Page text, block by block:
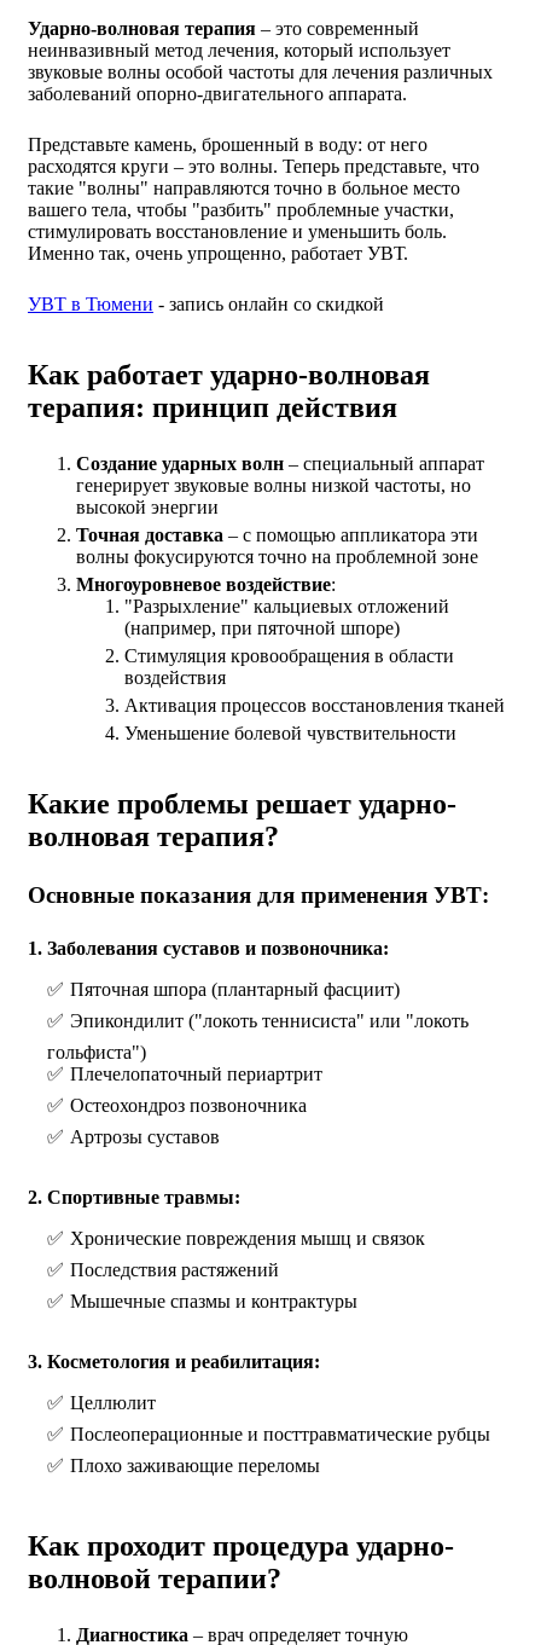
Ударно-волновая терапия – это современный
неинвазивный метод лечения, который использует
звуковые волны особой частоты для лечения различных
заболеваний опорно-двигательного аппарата.
Представьте камень, брошенный в воду: от него
расходятся круги – это волны. Теперь представьте, что
такие "волны" направляются точно в больное место
вашего тела, чтобы "разбить" проблемные участки,
стимулировать восстановление и уменьшить боль.
Именно так, очень упрощенно, работает УВТ.
УВТ в Тюмени - запись онлайн со скидкой
Как работает ударно-волновая
терапия: принцип действия
Создание ударных волн – специальный аппарат
генерирует звуковые волны низкой частоты, но
высокой энергии
Точная доставка – с помощью аппликатора эти
волны фокусируются точно на проблемной зоне
Многоуровневое воздействие:
"Разрыхление" кальциевых отложений
(например, при пяточной шпоре)
Стимуляция кровообращения в области
воздействия
Активация процессов восстановления тканей
Уменьшение болевой чувствительности
Какие проблемы решает ударно-
волновая терапия?
Основные показания для применения УВТ:
1. Заболевания суставов и позвоночника:
Пяточная шпора (плантарный фасциит)
Эпикондилит ("локоть теннисиста" или "локоть
гольфиста")
Плечелопаточный периартрит
Остеохондроз позвоночника
Артрозы суставов
2. Спортивные травмы:
Хронические повреждения мышц и связок
Последствия растяжений
Мышечные спазмы и контрактуры
3. Косметология и реабилитация:
Целлюлит
Послеоперационные и посттравматические рубцы
Плохо заживающие переломы
Как проходит процедура ударно-
волновой терапии?
Диагностика – врач определяет точную